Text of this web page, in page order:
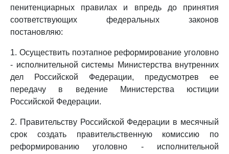
пенитенциарных правилах и впредь до принятия
соответствующих федеральных законов
постановляю:
1. Осуществить поэтапное реформирование уголовно
- исполнительной системы Министерства внутренних
дел Российской Федерации, предусмотрев ее
передачу в ведение Министерства юстиции
Российской Федерации.
2. Правительству Российской Федерации в месячный
срок создать правительственную комиссию по
реформированию уголовно - исполнительной